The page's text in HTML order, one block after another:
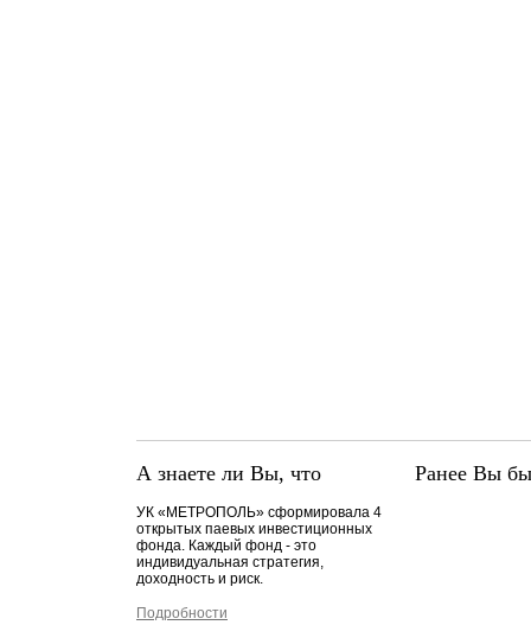
А знаете ли Вы, что
УК «МЕТРОПОЛЬ» сформировала 4
открытых паевых инвестиционных
фонда. Каждый фонд - это
индивидуальная стратегия,
доходность и риск.
Подробности
Ранее Вы